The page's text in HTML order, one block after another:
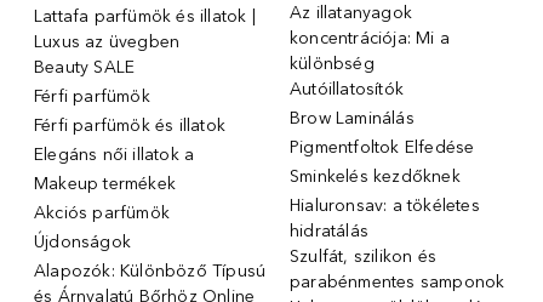
Lattafa parfümök és illatok |
Luxus az üvegben
Beauty SALE
Férfi parfümök
Férfi parfümök és illatok
Elegáns női illatok ️a
Makeup termékek
Akciós parfümök
Újdonságok
Alapozók: Különböző Típusú
és Árnyalatú Bőrhöz Online
Az illatanyagok
koncentrációja: Mi a
különbség
Autóillatosítók
Brow Laminálás
Pigmentfoltok Elfedése
Sminkelés kezdőknek
Hialuronsav: a tökéletes
hidratálás
Szulfát, szilikon és
parabénmentes samponok